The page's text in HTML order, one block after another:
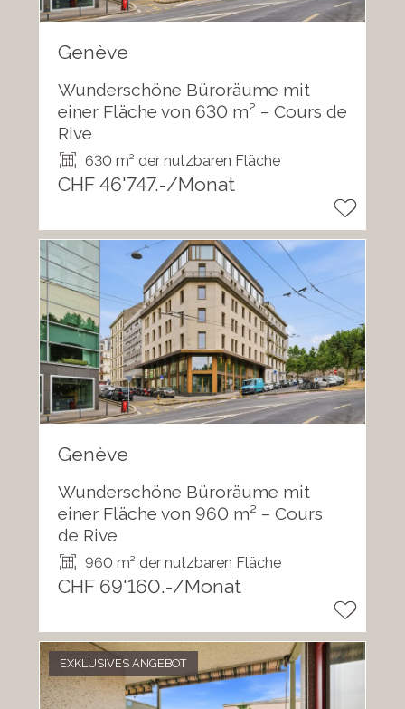
Genève
Wunderschöne Büroräume mit
einer Fläche von 630 m² – Cours de
Rive
630 m² der nutzbaren Fläche
CHF 46'747.-/Monat
Genève
Wunderschöne Büroräume mit
einer Fläche von 960 m² – Cours
de Rive
960 m² der nutzbaren Fläche
CHF 69'160.-/Monat
EXKLUSIVES ANGEBOT